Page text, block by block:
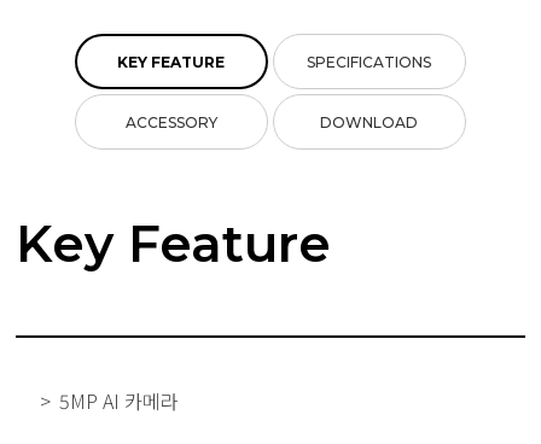
KEY FEATURE SPECIFICATIONS
ACCESSORY DOWNLOAD
Key Feature
5MP AI 카메라